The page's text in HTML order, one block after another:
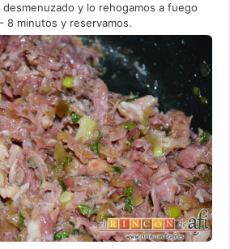
y lo rehogamos a fuego
8 minutos y reservamos.